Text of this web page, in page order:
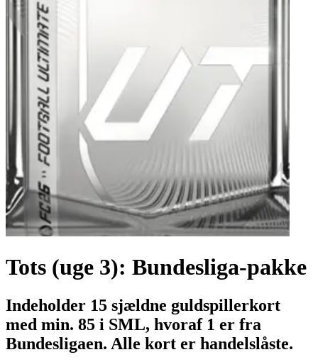
Tots (uge 3): Bundesliga-pakke
Indeholder 15 sjældne guldspillerkort
med min. 85 i SML, hvoraf 1 er fra
Bundesligaen. Alle kort er handelslåste.